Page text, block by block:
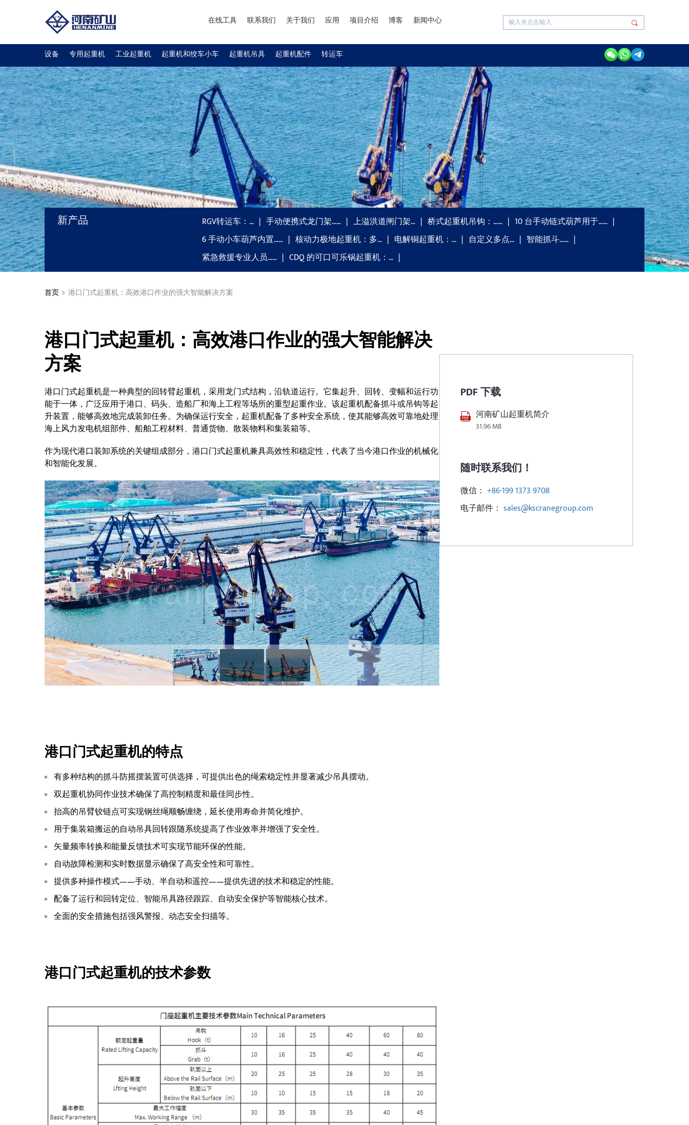
在线工具 联系我们 关于我们 应用 项目介绍 博客 新闻中心
设备 专用起重机 工业起重机 起重机和绞车小车 起重机吊具 起重机配件 转运车
新产品 RGV转运车：… 手动便携式龙门架…… 上溢洪道闸门架… 桥式起重机吊钩：……
10 台手动链式葫芦用于……
6 手动小车葫芦内置……
核动力极地起重机：多… 电解铜起重机：… 自定义多点…
智能抓斗……
紧急救援专业人员……
CDQ 的可口可乐锅起重机：…
首页 港口门式起重机：高效港口作业的强大智能解决方案
港口门式起重机：高效港口作业的强大智能解决
方案
港口门式起重机是一种典型的回转臂起重机，采用龙门式结构，沿轨道运行。它集起升、回转、变幅和运行功
能于一体，广泛应用于港口、码头、造船厂和海上工程等场所的重型起重作业。该起重机配备抓斗或吊钩等起
升装置，能够高效地完成装卸任务。为确保运行安全，起重机配备了多种安全系统，使其能够高效可靠地处理
海上风力发电机组部件、船舶工程材料、普通货物、散装物料和集装箱等。
作为现代港口装卸系统的关键组成部分，港口门式起重机兼具高效性和稳定性，代表了当今港口作业的机械化
和智能化发展。
港口门式起重机的特点
有多种结构的抓斗防摇摆装置可供选择，可提供出色的绳索稳定性并显著减少吊具摆动。
双起重机协同作业技术确保了高控制精度和最佳同步性。
抬高的吊臂铰链点可实现钢丝绳顺畅缠绕，延长使用寿命并简化维护。
用于集装箱搬运的自动吊具回转跟随系统提高了作业效率并增强了安全性。
矢量频率转换和能量反馈技术可实现节能环保的性能。
自动故障检测和实时数据显示确保了高安全性和可靠性。
提供多种操作模式——手动、半自动和遥控——提供先进的技术和稳定的性能。
配备了运行和回转定位、智能吊具路径跟踪、自动安全保护等智能核心技术。
全面的安全措施包括强风警报、动态安全扫描等。
港口门式起重机的技术参数
PDF 下载
河南矿山起重机简介
31.96 MB
随时联系我们！
微信： +86-199 1373 9708
电子邮件： sales@kscranegroup.com